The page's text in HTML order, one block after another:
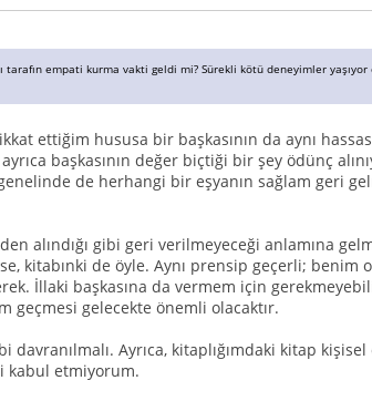
tarafın empati kurma vakti geldi mi? Sürekli kötü deneyimler yaşıyor
ettiğim hususa bir başkasının da aynı
başkasının değer biçtiği bir şey ödünç
de herhangi bir eşyanın sağlam geri
alındığı gibi geri verilmeyeceği anlamına
kitabınki de öyle. Aynı prensip geçerli; benim
İllaki başkasına da vermem için
geçmesi gelecekte önemli olacaktır.
Ayrıca, kitaplığımdaki kitap kişisel
kabul etmiyorum.